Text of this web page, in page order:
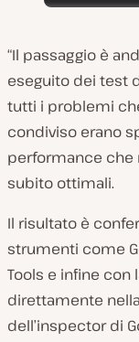
“Il passaggio è
eseguito dei test
tutti i problemi
condiviso erano
performance che
subito ottimali.
Il risultato è
strumenti come
Tools e infine con
direttamente
dell’inspector di